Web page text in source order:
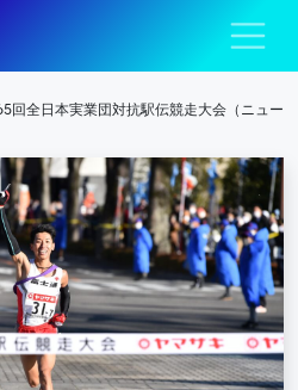
陸上競技部 –
回全日本実業団対抗駅伝競走大会（ニュー